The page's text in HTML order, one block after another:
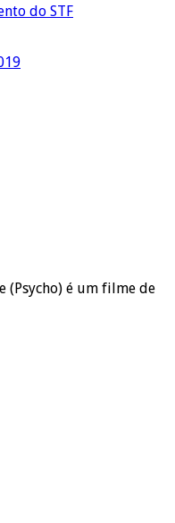
do STF
(Psycho) é um filme de